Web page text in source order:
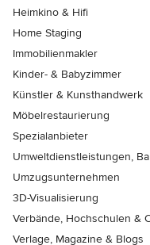
Heimkino & Hifi
Home Staging
Immobilienmakler
Kinder- & Babyzimmer
Künstler & Kunsthandwerk
Möbelrestaurierung
Spezialanbieter
Umweltdienstleistungen,
Umzugsunternehmen
3D-Visualisierung
Verbände, Hochschulen &
Verlage, Magazine & Blogs